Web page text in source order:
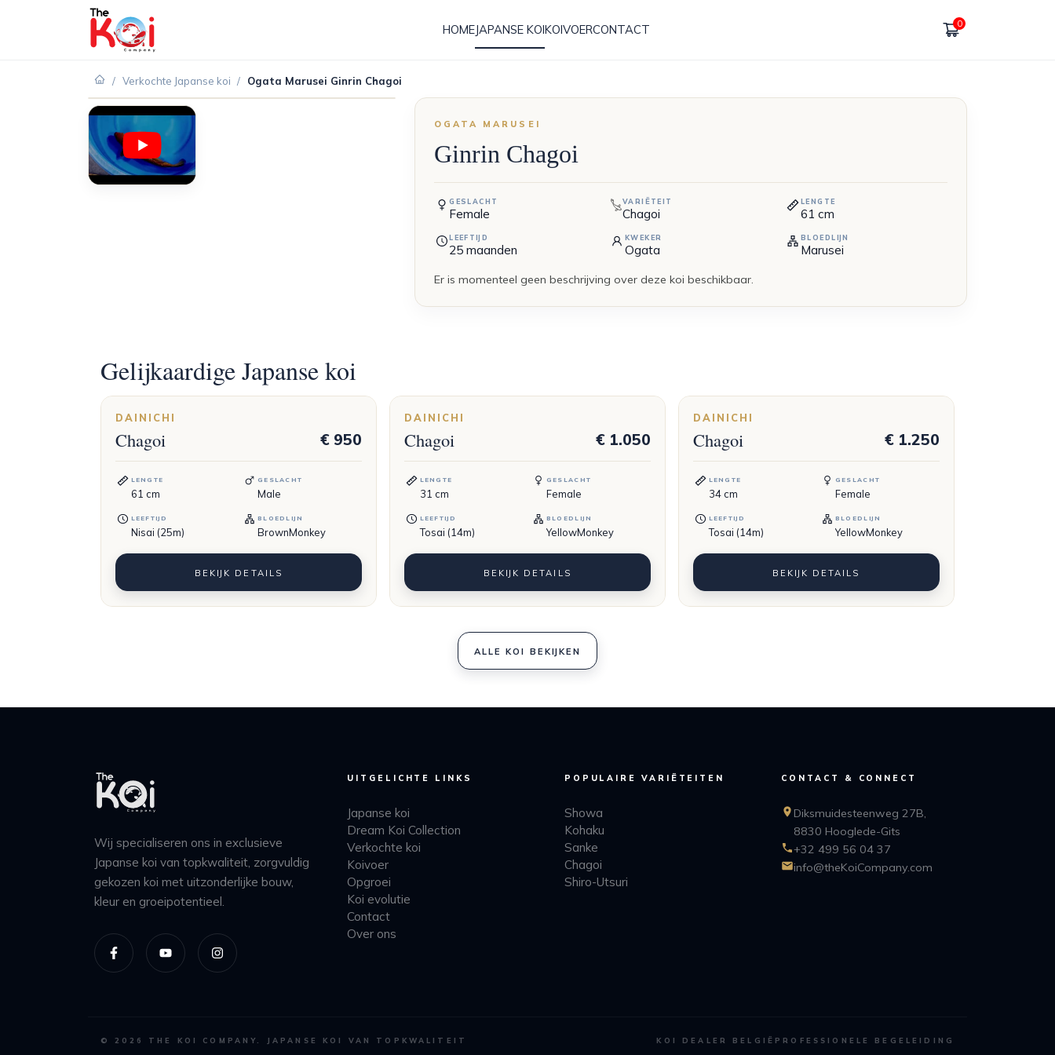
HOMEJAPANSE KOIKOIVOERCONTACT 0
/ Verkochte Japanse koi / Ogata Marusei Ginrin Chagoi
OGATA MARUSEI
Ginrin Chagoi
GESLACHT
Female
VARIËTEIT
Chagoi
LENGTE
61 cm
LEEFTIJD
25 maanden
KWEKER
Ogata
BLOEDLIJN
Marusei
Er is momenteel geen beschrijving over deze koi beschikbaar.
Gelijkaardige Japanse koi
DAINICHI
Chagoi € 950
LENGTE
61 cm
GESLACHT
Male
LEEFTIJD
Nisai (25m)
BLOEDLIJN
BrownMonkey
BEKIJK DETAILS
DAINICHI
Chagoi € 1.050
LENGTE
31 cm
GESLACHT
Female
LEEFTIJD
Tosai (14m)
BLOEDLIJN
YellowMonkey
BEKIJK DETAILS
DAINICHI
Chagoi € 1.250
LENGTE
34cm
GESLACHT
Female
LEEFTIJD
Tosai (14m)
BLOEDLIJN
YellowMonkey
BEKIJK DETAILS
ALLE KOI BEKIJKEN
Wij specialiseren ons in exclusieve
Japanse koi van topkwaliteit, zorgvuldig
gekozen koi met uitzonderlijke bouw,
kleur en groeipotentieel.
UITGELICHTE LINKS
Japanse koi
Dream Koi Collection
Verkochte koi
Koivoer
Opgroei
Koi evolutie
Contact
Over ons
POPULAIRE VARIËTEITEN
Showa
Kohaku
Sanke
Chagoi
Shiro-Utsuri
CONTACT & CONNECT
Diksmuidesteenweg 27B,
8830 Hooglede-Gits
+32 499 56 04 37
info@theKoiCompany.com
© 2026 THE KOI COMPANY. JAPANSE KOI VAN TOPKWALITEIT KOI DEALER BELGIË PROFESSIONELE BEGELEIDING